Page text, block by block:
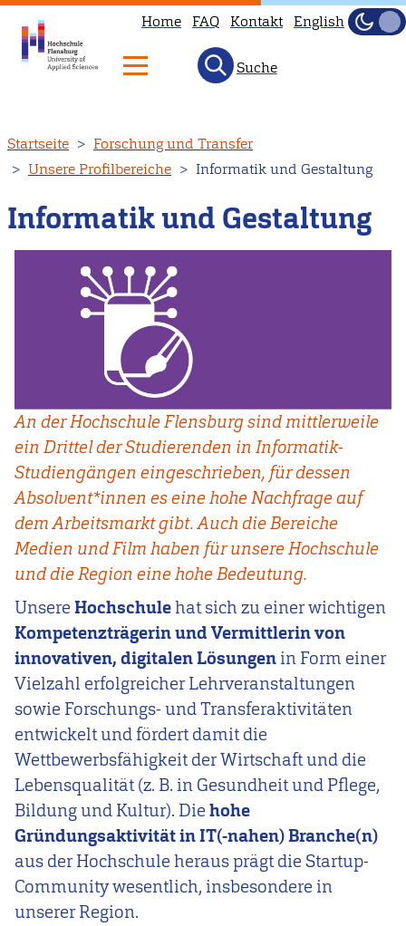
zum
Inhalt
Home FAQ Kontakt English
Hell
Suche
Startseite
Forschung und Transfer
Unsere Profilbereiche
Informatik und Gestaltung
Informatik und Gestaltung
An der Hochschule Flensburg sind mittlerweile
ein Drittel der Studierenden in Informatik-
Studiengängen eingeschrieben, für dessen
Absolvent*innen es eine hohe Nachfrage auf
dem Arbeitsmarkt gibt. Auch die Bereiche
Medien und Film haben für unsere Hochschule
und die Region eine hohe Bedeutung.
Unsere Hochschulehat sich zu einer wichtigen
Kompetenzträgerin und Vermittlerin von
innovativen, digitalen Lösungen in Form einer
Vielzahl erfolgreicher Lehrveranstaltungen
sowie Forschungs- und Transferaktivitäten
entwickelt und fördert damit die
Wettbewerbsfähigkeit der Wirtschaft und die
Lebensqualität (z. B. in Gesundheit und Pflege,
Bildung und Kultur). Die hohe
Gründungsaktivität in IT(-nahen) Branche(n)
aus der Hochschule heraus prägt die Startup-
Community wesentlich, insbesondere in
unserer Region.